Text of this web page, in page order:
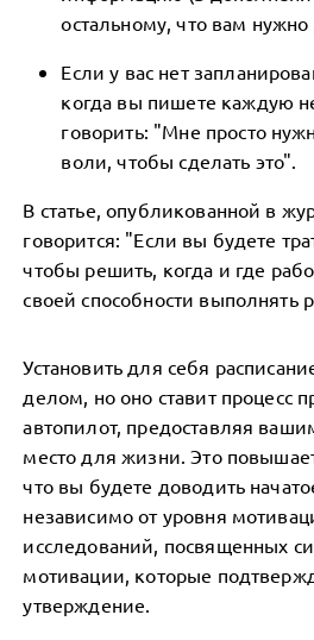
остальному, что вам нужно
Если у вас нет
когда вы пишете каждую
говорить: "Мне просто
воли, чтобы сделать это".
В статье, опубликованной в
говорится: "Если вы будете
чтобы решить, когда и где
своей способности выполнять
Установить для себя
делом, но оно ставит процесс
автопилот, предоставляя
место для жизни. Это
что вы будете доводить
независимо от уровня
исследований, посвященных
мотивации, которые
утверждение.